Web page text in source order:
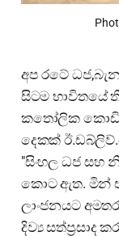
අප රටේ
සිටම භාවිතයේ
කතෝලික කොඩිද
දෙකක්
"සිංහල ධජ සහ
කොට ඇත. මින්
ලාංජනයට
දිව්‍ය සත්ප්‍රසාද